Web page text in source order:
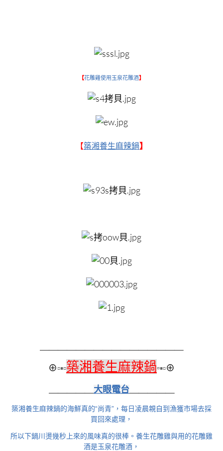
【花雕雞使用玉泉花雕酒】
【築湘養生麻辣鍋】
⊕▫▪▫築湘養生麻辣鍋▫▪▫⊕
大眼電台
築湘養生麻辣鍋的海鮮真的“尚青”，每日凌晨親自到漁獲市場去採
買回來處理，
所以下鍋川燙幾秒上來的風味真的很棒。養生花雕雞與用的花雕雞
酒是玉泉花雕酒，